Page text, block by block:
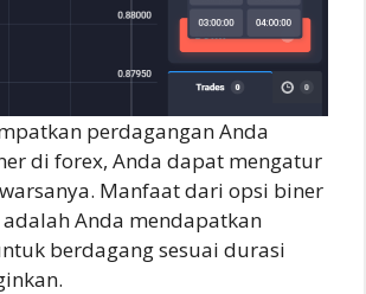
perdagangan Anda
di forex, Anda dapat mengatur
Manfaat dari opsi biner
Anda mendapatkan
berdagang sesuai durasi